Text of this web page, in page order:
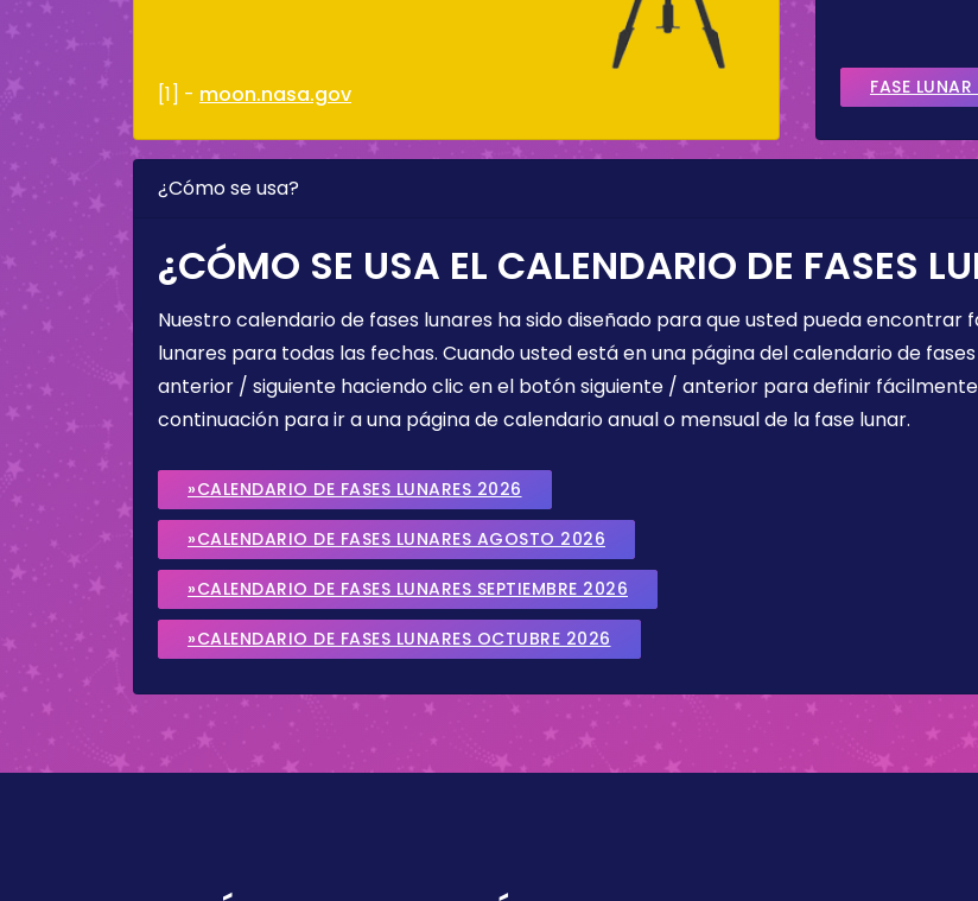
[1] - moon.nasa.gov FASE
¿Cómo se usa?
¿CÓMO SE USA EL CALENDARIO DE FASES
Nuestro calendario de fases lunares ha sido diseñado para que usted pueda
lunares para todas las fechas. Cuando usted está en una página del calendario de
anterior / siguiente haciendo clic en el botón siguiente / anterior para definir
continuación para ir a una página de calendario anual o mensual de la fase lunar.
»CALENDARIO DE FASES LUNARES 2026
»CALENDARIO DE FASES LUNARES AGOSTO 2026
»CALENDARIO DE FASES LUNARES SEPTIEMBRE 2026
»CALENDARIO DE FASES LUNARES OCTUBRE 2026